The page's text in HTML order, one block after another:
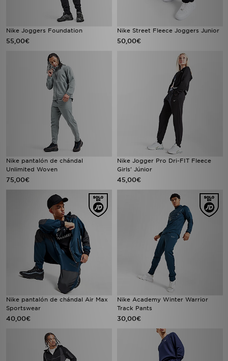
Nike Joggers Foundation
55,00€
Nike Street Fleece Joggers Junior
50,00€
Nike pantalón de chándal
Unlimited Woven
75,00€
Nike Jogger Pro Dri-FIT Fleece
Girls' Júnior
45,00€
Nike pantalón de chándal Air Max
Sportswear
40,00€
Nike Academy Winter Warrior
Track Pants
30,00€